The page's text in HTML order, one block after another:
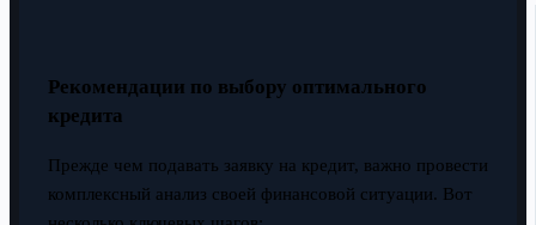
Рекомендации по выбору оптимального
кредита
Прежде чем подавать заявку на кредит, важно провести
комплексный анализ своей финансовой ситуации. Вот